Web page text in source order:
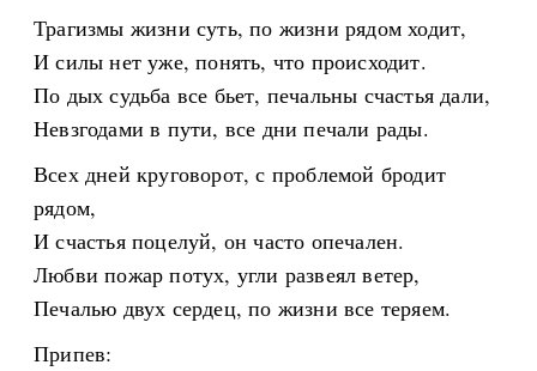
Трагизмы жизни суть, по жизни рядом ходит,
И силы нет уже, понять, что происходит.
По дых судьба все бьет, печальны счастья дали,
Невзгодами в пути, все дни печали рады.
Всех дней круговорот, с проблемой бродит
рядом,
И счастья поцелуй, он часто опечален.
Любви пожар потух, угли развеял ветер,
Печалью двух сердец, по жизни все теряем.
Припев: